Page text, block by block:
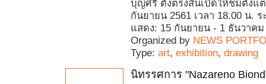
บุญศรี ตั้งตรงสินเปิดให้ชมตั้งแต่
กันยายน 2561 เวลา 18.00 น. ร
แสดง: 15 กันยายน - 1 ธันวาคม
Organized by NEWS
Type: art, exhibition, drawing
นิทรรศการ "Nazareno